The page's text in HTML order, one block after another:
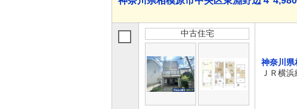
中古住宅
神奈川県
ＪＲ横